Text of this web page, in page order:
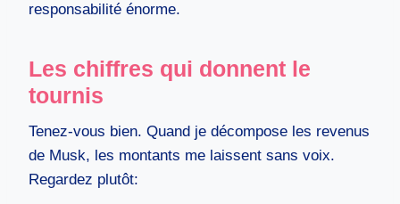
responsabilité énorme.
Les chiffres qui donnent le
tournis
Tenez-vous bien. Quand je décompose les revenus
de Musk, les montants me laissent sans voix.
Regardez plutôt: